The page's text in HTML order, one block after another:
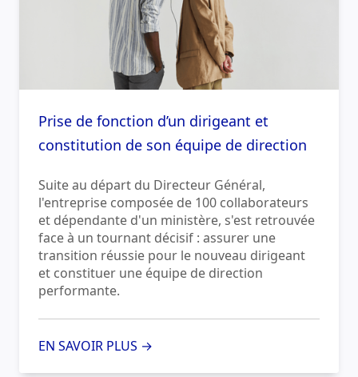
Prise de fonction d’un dirigeant et
constitution de son équipe de direction
Suite au départ du Directeur Général,
l'entreprise composée de 100 collaborateurs
et dépendante d'un ministère, s'est retrouvée
face à un tournant décisif : assurer une
transition réussie pour le nouveau dirigeant
et constituer une équipe de direction
performante.
EN SAVOIR PLUS →